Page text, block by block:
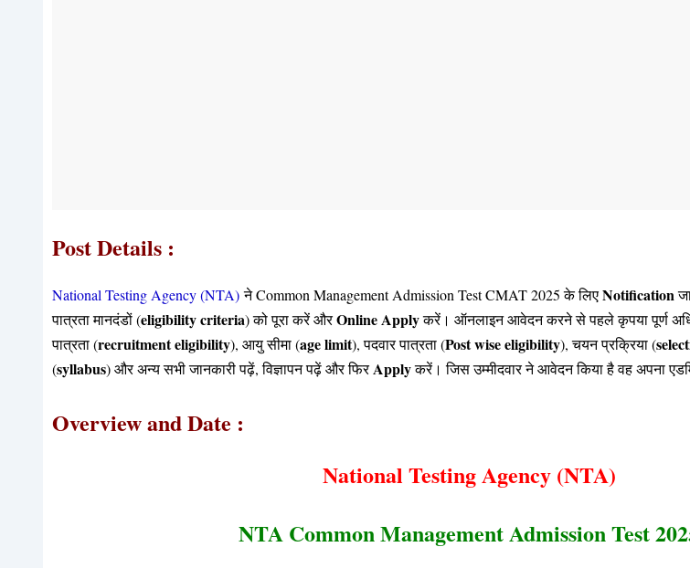
Post Details :
National Testing Agency (NTA)ने Common Management Admission Test CMAT 2025 के लिएNotification
पात्रता मानदंडों (eligibility criteria) को पूरा करें औरOnline Applyकरें। ऑनलाइन आवेदन करने से पहले कृपया पूर्ण
पात्रता (recruitment eligibility), आयु सीमा (age limit), पदवार पात्रता (Post wise eligibility), चयन प्रक्रिया (
(syllabus) और अन्य सभी जानकारी पढ़ें, विज्ञापन पढ़ें और फिरApplyकरें।जिस उम्मीदवार ने आवेदन किया है वह अपना
Overview and Date :
National Testing Agency (NTA)
NTA Common Management Admission Test